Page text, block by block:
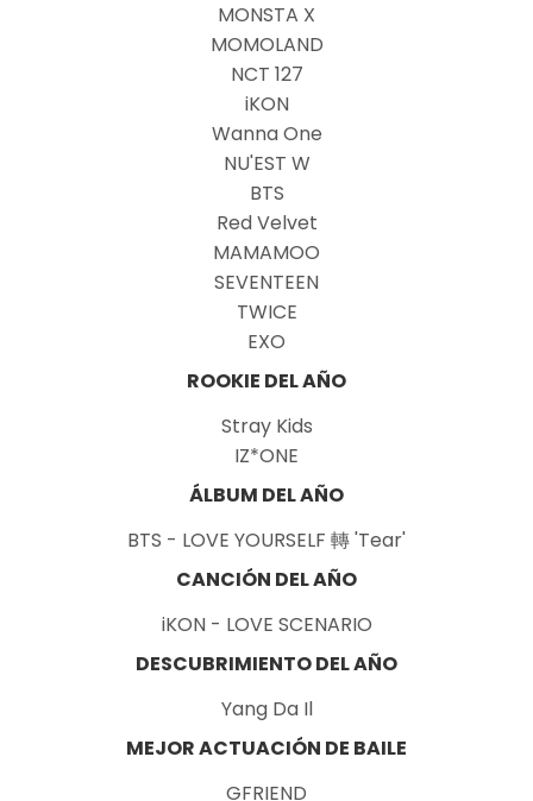
MONSTA X
MOMOLAND
NCT 127
iKON
Wanna One
NU'EST W
BTS
Red Velvet
MAMAMOO
SEVENTEEN
TWICE
EXO
ROOKIE DEL AÑO
Stray Kids
IZ*ONE
ÁLBUM DEL AÑO
BTS - LOVE YOURSELF 轉 'Tear'
CANCIÓN DEL AÑO
iKON - LOVE SCENARIO
DESCUBRIMIENTO DEL AÑO
Yang Da Il
MEJOR ACTUACIÓN DE BAILE
GFRIEND